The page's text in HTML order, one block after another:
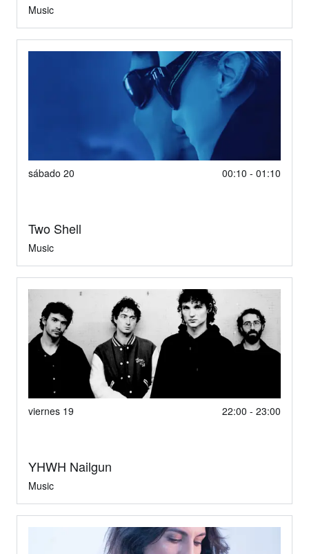
Music
sábado 20 00:10 - 01:10
Two Shell
Music
viernes 19 22:00 - 23:00
YHWH Nailgun
Music